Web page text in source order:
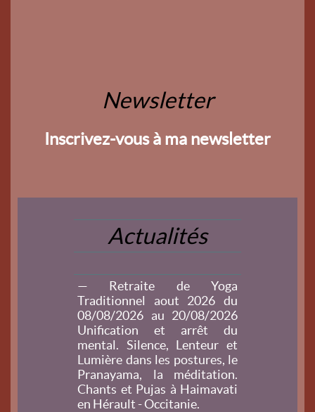
Newsletter
Inscrivez-vous à ma newsletter
Actualités
— Retraite de Yoga
Traditionnel aout 2026 du
08/08/2026 au 20/08/2026
Unification et arrêt du
mental. Silence, Lenteur et
Lumière dans les postures, le
Pranayama, la méditation.
Chants et Pujas à Haimavati
en Hérault - Occitanie.